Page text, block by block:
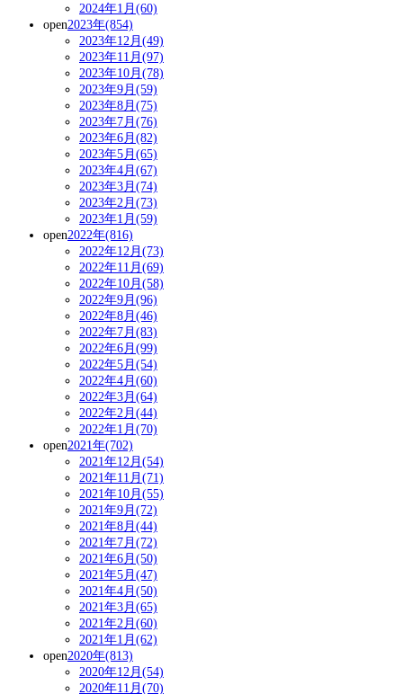
2024年1月(60)
open2023年(854)
2023年12月(49)
2023年11月(97)
2023年10月(78)
2023年9月(59)
2023年8月(75)
2023年7月(76)
2023年6月(82)
2023年5月(65)
2023年4月(67)
2023年3月(74)
2023年2月(73)
2023年1月(59)
open2022年(816)
2022年12月(73)
2022年11月(69)
2022年10月(58)
2022年9月(96)
2022年8月(46)
2022年7月(83)
2022年6月(99)
2022年5月(54)
2022年4月(60)
2022年3月(64)
2022年2月(44)
2022年1月(70)
open2021年(702)
2021年12月(54)
2021年11月(71)
2021年10月(55)
2021年9月(72)
2021年8月(44)
2021年7月(72)
2021年6月(50)
2021年5月(47)
2021年4月(50)
2021年3月(65)
2021年2月(60)
2021年1月(62)
open2020年(813)
2020年12月(54)
2020年11月(70)